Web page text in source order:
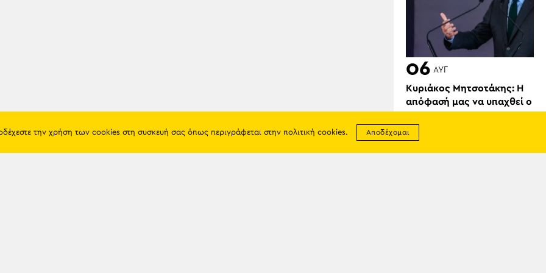
06 ΑΥΓ
Κυριάκος Μητσοτάκης: Η
απόφασή μας να υπαχθεί ο
την χρήση των cookies στη συσκευή σας όπως περιγράφεται στην πολιτική cookies. Αποδέχομαι